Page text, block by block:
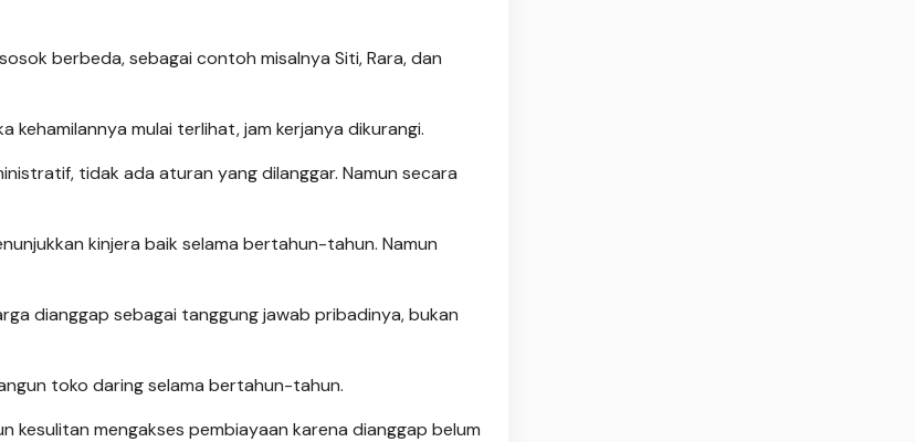
berbeda, sebagai contoh misalnya Siti, Rara, dan
kehamilannya mulai terlihat, jam kerjanya dikurangi.
tidak ada aturan yang dilanggar. Namun secara
kinjera baik selama bertahun-tahun. Namun
dianggap sebagai tanggung jawab pribadinya, bukan
toko daring selama bertahun-tahun.
kesulitan mengakses pembiayaan karena dianggap belum